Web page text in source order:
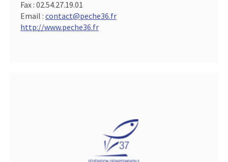
Fax : 02.54.27.19.01
Email : contact@peche36.fr
http://www.peche36.fr